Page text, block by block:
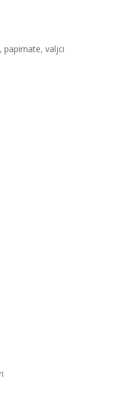
papirnate, valjci